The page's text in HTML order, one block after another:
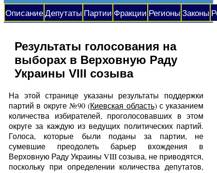
Описание Депутаты Партии Фракции Регионы Законы
Результаты голосования на
выборах в Верховную Раду
Украины VIII созыва
На этой странице указаны результаты поддержки
партий в округе №90 (Киевская область) с указанием
количества избирателей, проголосовавших в этом
округе за каждую из ведущих политических партий.
Голоса, которые были поданы за партии, не
сумевшие преодолеть барьер вхождения в
Верховную Раду Украины VIII созыва, не приводятся,
поскольку при определении количества депутатов,